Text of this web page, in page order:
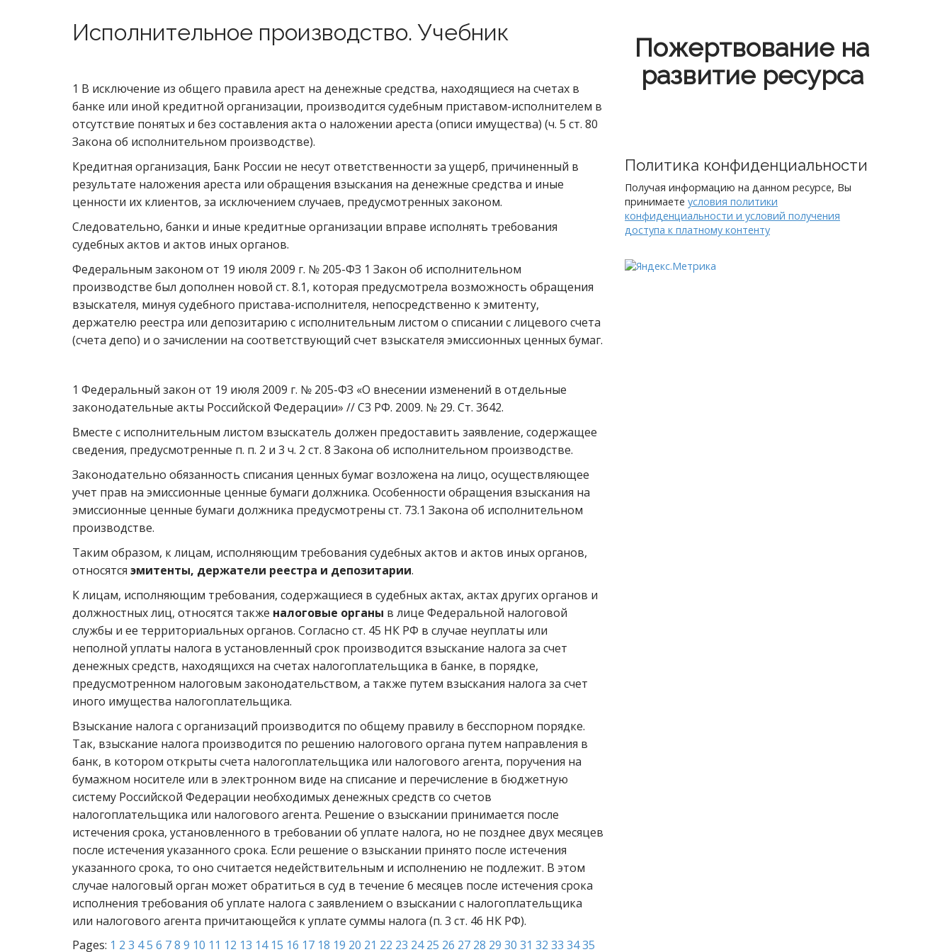
Исполнительное производство. Учебник
1 В исключение из общего правила арест на денежные средства, находящиеся на счетах в
банке или иной кредитной организации, производится судебным приставом-исполнителем в
отсутствие понятых и без составления акта о наложении ареста (описи имущества) (ч. 5 ст. 80
Закона об исполнительном производстве).
Кредитная организация, Банк России не несут ответственности за ущерб, причиненный в
результате наложения ареста или обращения взыскания на денежные средства и иные
ценности их клиентов, за исключением случаев, предусмотренных законом.
Следовательно, банки и иные кредитные организации вправе исполнять требования
судебных актов и актов иных органов.
Федеральным законом от 19 июля 2009 г. № 205-ФЗ 1 Закон об исполнительном
производстве был дополнен новой ст. 8.1, которая предусмотрела возможность обращения
взыскателя, минуя судебного пристава-исполнителя, непосредственно к эмитенту,
держателю реестра или депозитарию с исполнительным листом о списании с лицевого счета
(счета депо) и о зачислении на соответствующий счет взыскателя эмиссионных ценных бумаг.
1 Федеральный закон от 19 июля 2009 г. № 205-ФЗ «О внесении изменений в отдельные
законодательные акты Российской Федерации» // СЗ РФ. 2009. № 29. Ст. 3642.
Вместе с исполнительным листом взыскатель должен предоставить заявление, содержащее
сведения, предусмотренные п. п. 2 и 3 ч. 2 ст. 8 Закона об исполнительном производстве.
Законодательно обязанность списания ценных бумаг возложена на лицо, осуществляющее
учет прав на эмиссионные ценные бумаги должника. Особенности обращения взыскания на
эмиссионные ценные бумаги должника предусмотрены ст. 73.1 Закона об исполнительном
производстве.
Таким образом, к лицам, исполняющим требования судебных актов и актов иных органов,
относятся эмитенты, держатели реестра и депозитарии.
К лицам, исполняющим требования, содержащиеся в судебных актах, актах других органов и
должностных лиц, относятся также налоговые органы в лице Федеральной налоговой
службы и ее территориальных органов. Согласно ст. 45 НК РФ в случае неуплаты или
неполной уплаты налога в установленный срок производится взыскание налога за счет
денежных средств, находящихся на счетах налогоплательщика в банке, в порядке,
предусмотренном налоговым законодательством, а также путем взыскания налога за счет
иного имущества налогоплательщика.
Взыскание налога с организаций производится по общему правилу в бесспорном порядке.
Так, взыскание налога производится по решению налогового органа путем направления в
банк, в котором открыты счета налогоплательщика или налогового агента, поручения на
бумажном носителе или в электронном виде на списание и перечисление в бюджетную
систему Российской Федерации необходимых денежных средств со счетов
налогоплательщика или налогового агента. Решение о взыскании принимается после
истечения срока, установленного в требовании об уплате налога, но не позднее двух месяцев
после истечения указанного срока. Если решение о взыскании принято после истечения
указанного срока, то оно считается недействительным и исполнению не подлежит. В этом
случае налоговый орган может обратиться в суд в течение 6 месяцев после истечения срока
исполнения требования об уплате налога с заявлением о взыскании с налогоплательщика
или налогового агента причитающейся к уплате суммы налога (п. 3 ст. 46 НК РФ).
Pages: 1 2 3 45 6 78 9 10 11 12 13 14 15 16 17 18 19 20 21 22 23 24 25 26 27 28 29 30 31 32 33 3435
Пожертвование на
развитие ресурса
Политика конфиденциальности
Получая информацию на данном ресурсе, Вы
принимаете условия политики
конфиденциальности и условий получения
доступа к платному контенту